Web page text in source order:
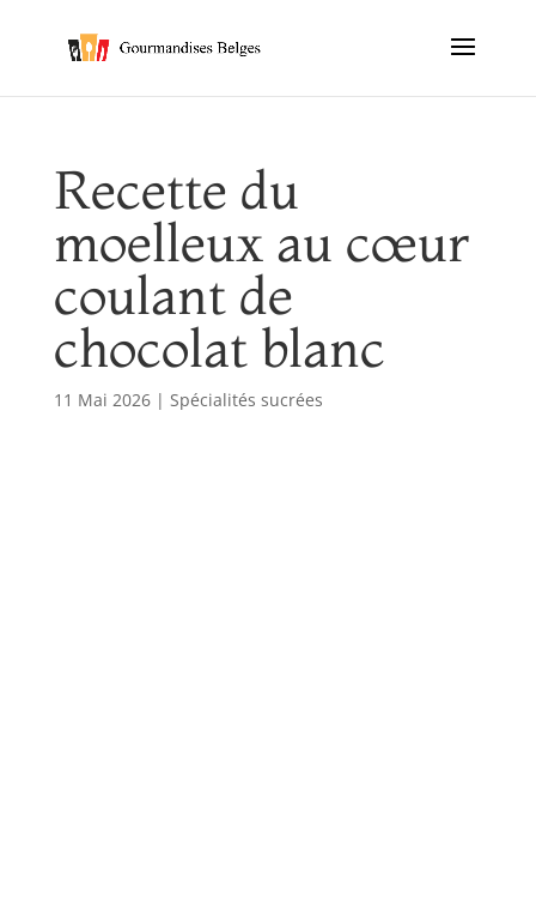
Recette du
moelleux au cœur
coulant de
chocolat blanc
11 Mai 2026| Spécialités sucrées